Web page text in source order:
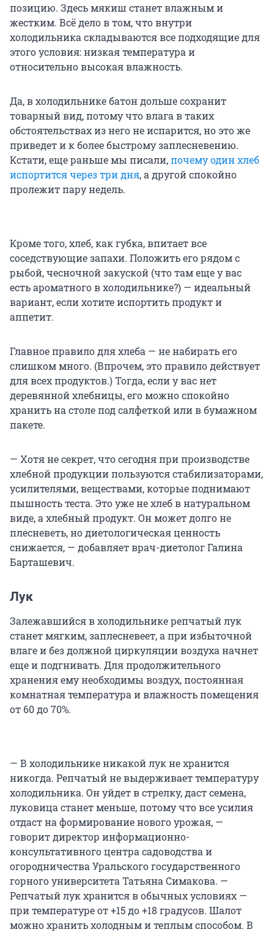
позицию. Здесь мякиш станет влажным и
жестким. Всё дело в том, что внутри
холодильника складываются все подходящие для
этого условия: низкая температура и
относительно высокая влажность.
Да, в холодильнике батон дольше сохранит
товарный вид, потому что влага в таких
обстоятельствах из него не испарится, но это же
приведет и к более быстрому заплесневению.
Кстати, еще раньше мы писали,почему один хлеб
испортится через три дня, а другой спокойно
пролежит пару недель.
Кроме того, хлеб, как губка, впитает все
соседствующие запахи. Положить его рядом с
рыбой, чесночной закуской (что там еще у вас
есть ароматного в холодильнике?) — идеальный
вариант, если хотите испортить продукт и
аппетит.
Главное правило для хлеба — не набирать его
слишком много. (Впрочем, это правило действует
для всех продуктов.) Тогда, если у вас нет
деревянной хлебницы, его можно спокойно
хранить на столе под салфеткой или в бумажном
пакете.
— Хотя не секрет, что сегодня при производстве
хлебной продукции пользуются стабилизаторами,
усилителями, веществами, которые поднимают
пышность теста. Это уже не хлеб в натуральном
виде, а хлебный продукт. Он может долго не
плесневеть, но диетологическая ценность
снижается, — добавляет врач-диетолог Галина
Барташевич.
Лук
Залежавшийся в холодильнике репчатый лук
станет мягким, заплесневеет, а при избыточной
влаге и без должной циркуляции воздуха начнет
еще и подгнивать. Для продолжительного
хранения ему необходимы воздух, постоянная
комнатная температура и влажность помещения
от 60 до 70%.
— В холодильнике никакой лук не хранится
никогда. Репчатый не выдерживает температуру
холодильника. Он уйдет в стрелку, даст семена,
луковица станет меньше, потому что все усилия
отдаст на формирование нового урожая, —
говорит директор информационно-
консультативного центра садоводства и
огородничества Уральского государственного
горного университета Татьяна Симакова. —
Репчатый лук хранится в обычных условиях —
при температуре от +15 до +18 градусов. Шалот
можно хранить холодным и теплым способом. В